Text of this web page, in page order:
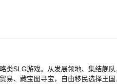
类SLG游戏。从发展领地、集结舰
易、藏宝图寻宝，自由移民选择王